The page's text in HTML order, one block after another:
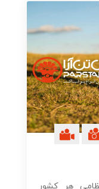
هر کشور